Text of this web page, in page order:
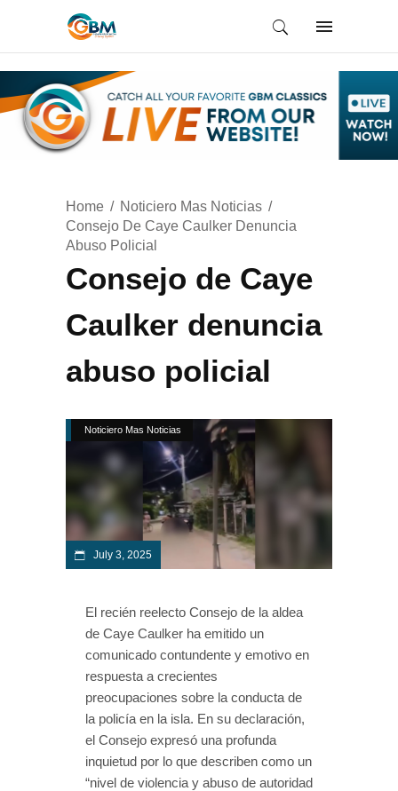
Home
Noticiero Mas Noticias
Consejo De Caye Caulker Denuncia
Abuso Policial
Consejo de Caye
Caulker denuncia
abuso policial
Noticiero Mas Noticias
July 3, 2025
El recién reelecto Consejo de la aldea
de Caye Caulker ha emitido un
comunicado contundente y emotivo en
respuesta a crecientes
preocupaciones sobre la conducta de
la policía en la isla. En su declaración,
el Consejo expresó una profunda
inquietud por lo que describen como un
“nivel de violencia y abuso de autoridad